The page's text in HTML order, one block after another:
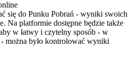
się do Punku Pobrań - wyniki swoich
Na platformie dostępne będzie także
w łatwy i czytelny sposób - w
można było kontrolować wyniki